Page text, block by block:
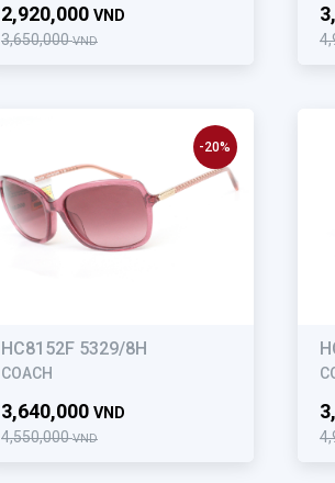
3,650,000VND
2,920,000 VND
HC8152F 5329/8H
COACH
4,550,000VND
3,640,000 VND
-20%